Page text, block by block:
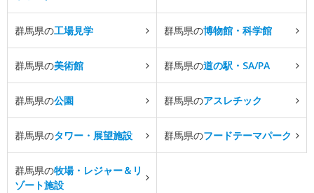
群馬県の工場見学 群馬県の博物館・科学館
群馬県の美術館 群馬県の道の駅・SA/PA
群馬県の公園 群馬県のアスレチック
群馬県のタワー・展望施設 群馬県のフードテーマパーク
群馬県の牧場・レジャー＆リ
ゾート施設